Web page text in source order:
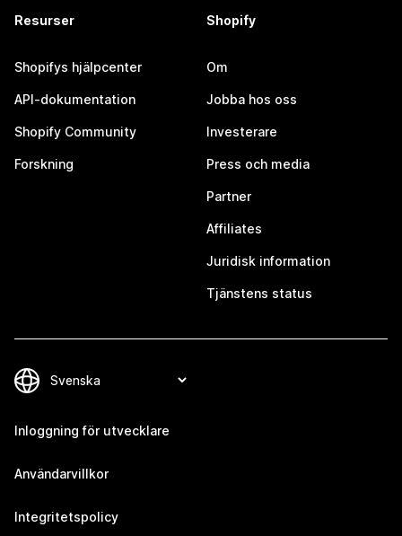
Resurser
Shopifys hjälpcenter
API-dokumentation
Shopify Community
Forskning
Shopify
Om
Jobba hos oss
Investerare
Press och media
Partner
Affiliates
Juridisk information
Tjänstens status
Inloggning för utvecklare
Användarvillkor
Integritetspolicy